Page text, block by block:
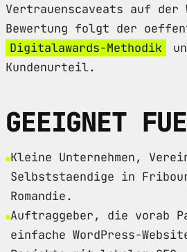
Vertrauenscaveats auf der
Bewertung folgt der
Digitalawards-Methodik
Kundenurteil.
GEEIGNET
Kleine Unternehmen,
Selbststaendige in
Romandie.
Auftraggeber, die vorab
einfache WordPress-